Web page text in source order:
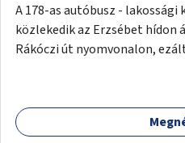
A 178-as autóbusz - lakossági
közlekedik az Erzsébet hídon
Rákóczi út nyomvonalon,
járattal feljutni a Naphegyre,
körzetben élők számára.